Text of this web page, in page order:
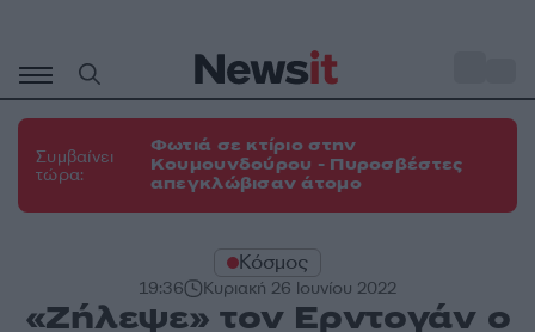
περιεχόμενο
Συμβαίνει
τώρα:
Φωτιά σε κτίριο στην
Κουμουνδούρου - Πυροσβέστες
απεγκλώβισαν άτομο
Κόσμος
19:36 Κυριακή 26 Ιουνίου 2022
«Ζήλεψε» τον Ερντογάν ο